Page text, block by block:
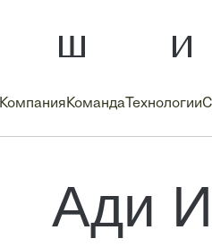
КомпанияКоманда Технологии
Ади